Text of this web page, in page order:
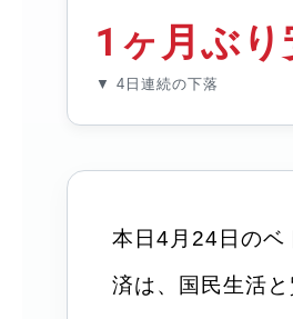
1ヶ月ぶ
▼ 4日連続の下落
本日4月24日のベ
済は、国民生活